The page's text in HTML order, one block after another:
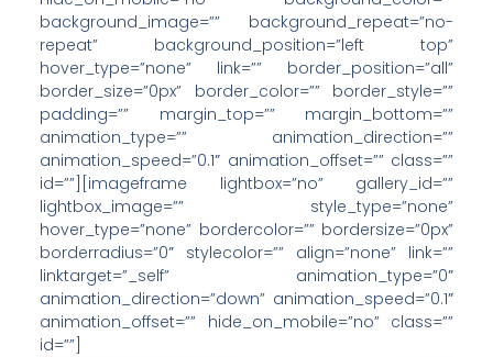
background_image=”” background_repeat=”no-
repeat” background_position=”left top”
hover_type=”none” link=”” border_position=”all”
border_size=”0px” border_color=”” border_style=””
padding=”” margin_top=”” margin_bottom=””
animation_type=”” animation_direction=””
animation_speed=”0.1″ animation_offset=”” class=””
id=””][imageframe lightbox=”no” gallery_id=””
lightbox_image=”” style_type=”none”
hover_type=”none” bordercolor=”” bordersize=”0px”
borderradius=”0″ stylecolor=”” align=”none” link=””
linktarget=”_self” animation_type=”0″
animation_direction=”down” animation_speed=”0.1″
animation_offset=”” hide_on_mobile=”no” class=””
id=””]